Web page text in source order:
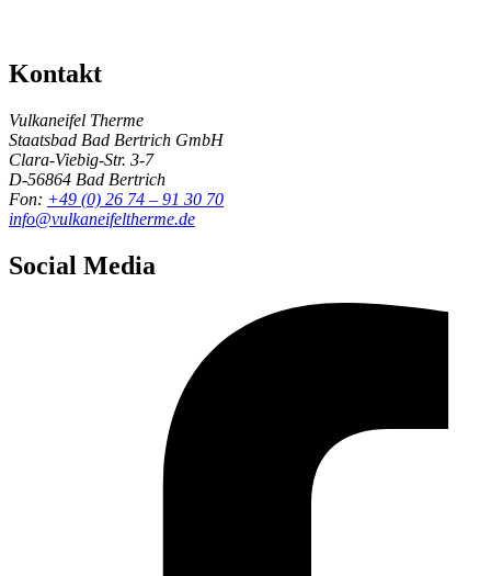
Kontakt
Vulkaneifel Therme
Staatsbad Bad Bertrich GmbH
Clara-Viebig-Str. 3-7
D-56864 Bad Bertrich
Fon: +49 (0) 26 74 – 91 30 70
info@vulkaneifeltherme.de
Social Media